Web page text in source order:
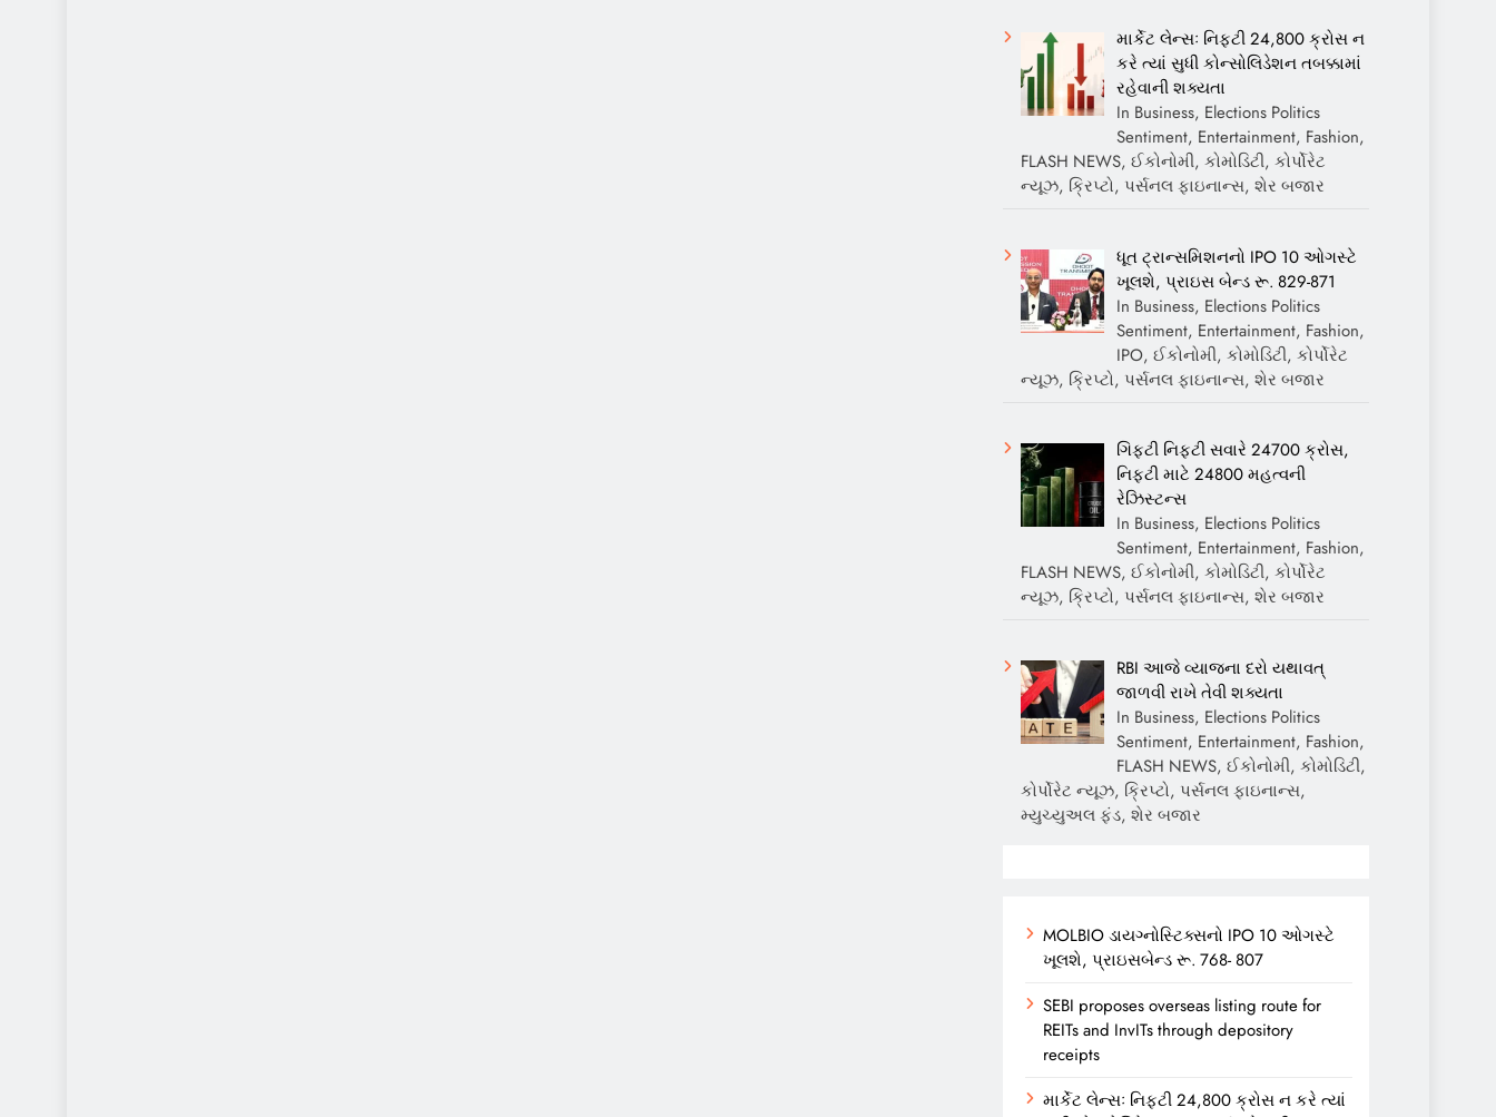
માર્કેટ લેન્સઃ નિફ્ટી 24,800 ક્રોસ ન
કરે ત્યાં સુધી કોન્સોલિડેશન તબક્કામાં
રહેવાની શક્યતા
In Business, Elections Politics
Sentiment, Entertainment, Fashion,
FLASH NEWS, ઈકોનોમી, કોમોડિટી, કોર્પોરેટ
ન્યૂઝ, ક્રિપ્ટો, પર્સનલ ફાઇનાન્સ, શેર બજાર
ધૂત ટ્રાન્સમિશનનો IPO 10 ઓગસ્ટે
ખૂલશે, પ્રાઇસ બેન્ડ રૂ. 829-871
In Business, Elections Politics
Sentiment, Entertainment, Fashion,
IPO, ઈકોનોમી, કોમોડિટી, કોર્પોરેટ
ન્યૂઝ, ક્રિપ્ટો, પર્સનલ ફાઇનાન્સ, શેર બજાર
ગિફ્ટી નિફ્ટી સવારે 24700 ક્રોસ,
નિફ્ટી માટે 24800 મહત્વની
રેઝિસ્ટન્સ
In Business, Elections Politics
Sentiment, Entertainment, Fashion,
FLASH NEWS, ઈકોનોમી, કોમોડિટી, કોર્પોરેટ
ન્યૂઝ, ક્રિપ્ટો, પર્સનલ ફાઇનાન્સ, શેર બજાર
RBI આજે વ્યાજના દરો યથાવત્
જાળવી રાખે તેવી શક્યતા
In Business, Elections Politics
Sentiment, Entertainment, Fashion,
FLASH NEWS, ઈકોનોમી, કોમોડિટી,
કોર્પોરેટ ન્યૂઝ, ક્રિપ્ટો, પર્સનલ ફાઇનાન્સ,
મ્યુચ્યુઅલ ફંડ, શેર બજાર
MOLBIO ડાયગ્નોસ્ટિક્સનો IPO 10 ઓગસ્ટે
ખૂલશે, પ્રાઇસબેન્ડ રૂ. 768- 807
SEBI proposes overseas listing route for
REITs and InvITs through depository
receipts
માર્કેટ લેન્સઃ નિફ્ટી 24,800 ક્રોસ ન કરે ત્યાં